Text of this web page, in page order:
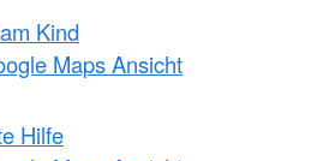
Kind
Maps Ansicht
Hilfe